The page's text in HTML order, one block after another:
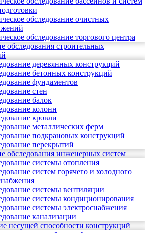
обследование очистных
обследование торгового центра
обследования строительных
деревянных конструкций
бетонных конструкций
фундаментов
стен
балок
колонн
кровли
металлических ферм
подкрановых конструкций
перекрытий
обследования инженерных систем
системы отопления
систем горячего и холодного
системы вентиляции
системы кондиционирования
системы электроснабжения
канализации
несущей способности конструкций